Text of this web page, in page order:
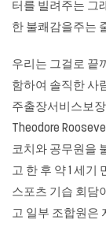
터를 빌려주는 그
한 불쾌감을주는
우리는 그걸로 끝
함하여 솔직한 사
주출장서비스보
Theodore
코치와 공무원을
고 한 후 약 1 세기
스포츠 기습 회담
고 일부 조합원은